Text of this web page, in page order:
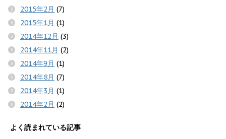
2015年2月 (7)
2015年1月 (1)
2014年12月 (3)
2014年11月 (2)
2014年9月 (1)
2014年8月 (7)
2014年3月 (1)
2014年2月 (2)
よく読まれている記事